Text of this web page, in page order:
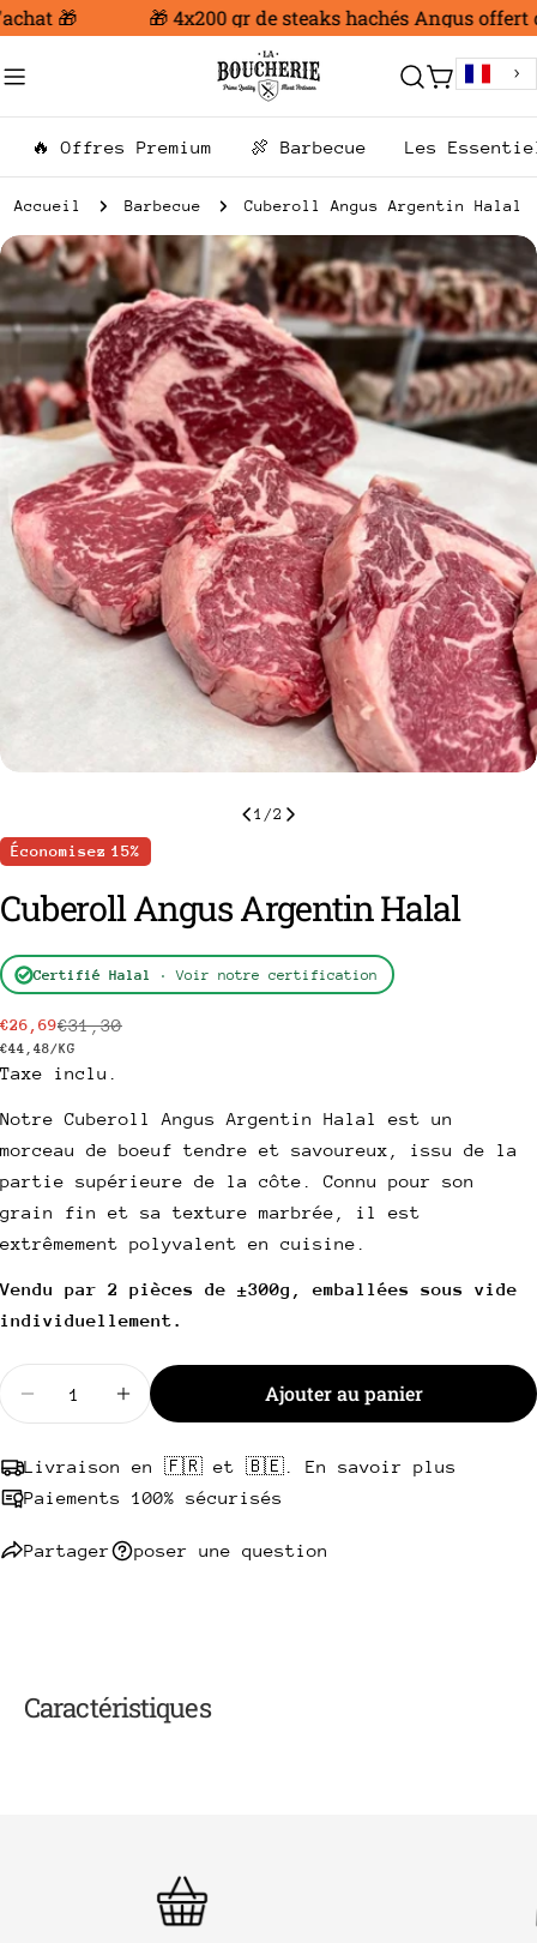
Aller
contenu
🎁 🎁 4x200 gr de steaks hachés Angus offert
Chariot
🔥 Offres Premium 🍖 Barbecue Les
Accueil Barbecue Cuberoll Angus Argentin Halal
Passer
aux
informations
sur
le
produit
le média 0 en mode modal
1 /2
Économisez 15%
Cuberoll Angus Argentin Halal
Certifié Halal · Voir notre certification
Prix
de
€26,69
Prix
habituel
€31,30
PRIX
UNITAIRE
€44,48/PAR
KG
Taxe inclu.
Notre Cuberoll Angus Argentin Halal est un
morceau de boeuf tendre et savoureux, issu de la
partie supérieure de la côte. Connu pour son
grain fin et sa texture marbrée, il est
extrêmement polyvalent en cuisine.
Vendu par 2 pièces de ±300g, emballées sous vide
individuellement.
Diminuer la quantité pour Cuberoll Angus
Augmenter la quantité pour Cuberoll
Ajouter au panier
Livraison en 🇫🇷 et 🇧🇪. En savoir plus
Paiements 100% sécurisés
Partager
Partager ce produit
Partager
Copie
Partager
sur
Partager
sur
poser une question
poser une question
nom
Votre
Votre
Envoyer une question
Caractéristiques